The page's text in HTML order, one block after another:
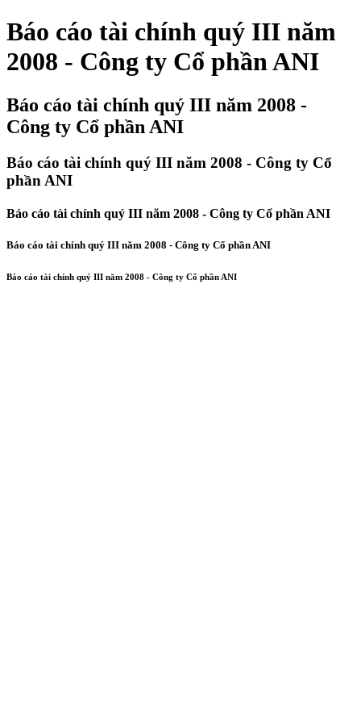
Báo cáo tài chính quý III năm
2008 - Công ty Cổ phần ANI
Báo cáo tài chính quý III năm 2008 -
Công ty Cổ phần ANI
Báo cáo tài chính quý III năm 2008 - Công ty Cổ
phần ANI
Báo cáo tài chính quý III năm 2008 - Công ty Cổ phần ANI
Báo cáo tài chính quý III năm 2008 - Công ty Cổ phần ANI
Báo cáo tài chính quý III năm 2008 - Công ty Cổ phần ANI